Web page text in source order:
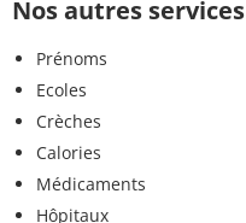
Nos autres services
Prénoms
Ecoles
Crèches
Calories
Médicaments
Hôpitaux